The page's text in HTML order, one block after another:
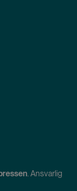
. Ansvarlig